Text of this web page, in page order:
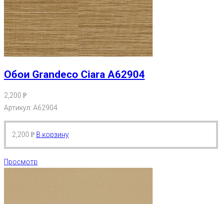
Обои Grandeco Ciara A62904
2,200 Р
Артикул: A62904
2,200 Р В корзину
Просмотр